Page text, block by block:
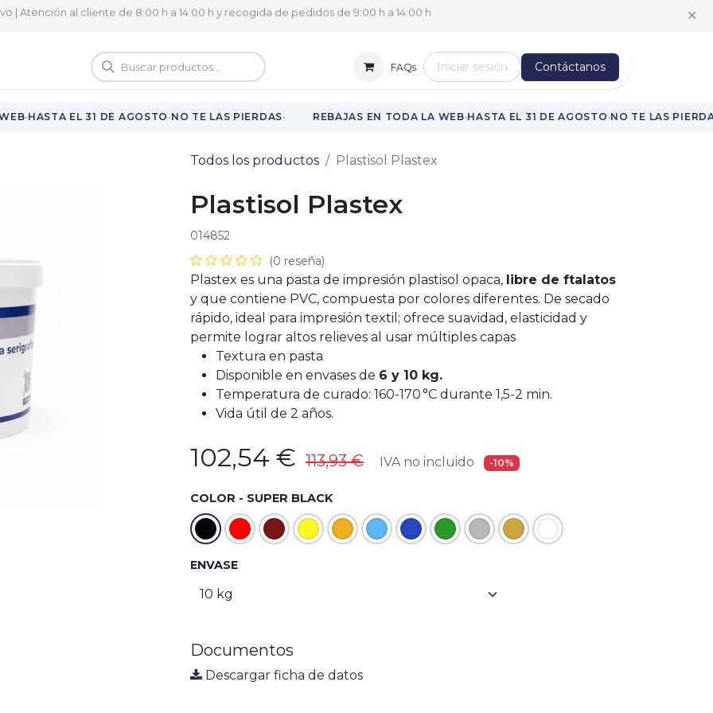
| Atención al cliente de 8:00 h a 14:00 h y recogida de pedidos de 9:00 h a 14:00 h ✕
Vuelta al cole FAQs Iniciar sesión Contáctanos
·HASTA EL 31 DE AGOSTO·NO TE LAS PIERDAS· REBAJAS EN TODA LA WEB·HASTA EL 31 DE AGOSTO ·NO TE LAS PIERDAS
Todos los productos Plastisol Plastex
Plastisol Plastex
014852
(0 reseña)
Plastex es una pasta de impresión plastisol opaca, libre de ftalatos
y que contiene PVC, compuesta por colores diferentes. De secado
rápido, ideal para impresión textil; ofrece suavidad, elasticidad y
permite lograr altos relieves al usar múltiples capas
Textura en pasta
Disponible en envases de 6 y 10 kg.
Temperatura de curado: 160-170 °C durante 1,5-2 min.
Vida útil de 2 años.
102,54 € 113,93€ IVA no incluido -10%
COLOR - SUPER BLACK
ENVASE
Documentos
Descargar ficha de datos